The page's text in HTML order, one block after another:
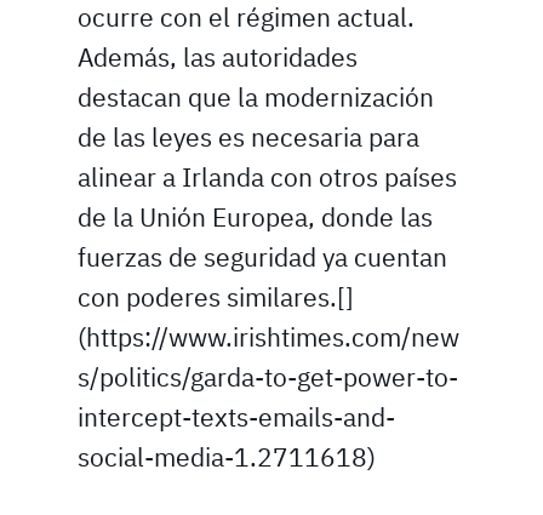
ocurre con el régimen actual.
Además, las autoridades
destacan que la modernización
de las leyes es necesaria para
alinear a Irlanda con otros países
de la Unión Europea, donde las
fuerzas de seguridad ya cuentan
con poderes similares.[]
(https://www.irishtimes.com/new
s/politics/garda-to-get-power-to-
intercept-texts-emails-and-
social-media-1.2711618)